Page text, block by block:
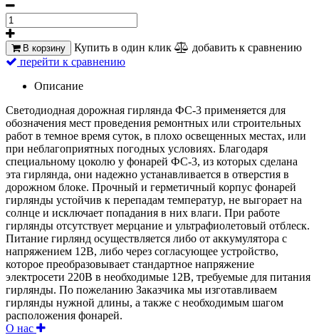
В корзину Купить в один клик
добавить к сравнению
перейти к сравнению
Описание
Светодиодная дорожная гирлянда ФС-3 применяется для
обозначения мест проведения ремонтных или строительных
работ в темное время суток, в плохо освещенных местах, или
при неблагоприятных погодных условиях. Благодаря
специальному цоколю у фонарей ФС-3, из которых сделана
эта гирлянда, они надежно устанавливается в отверстия в
дорожном блоке. Прочный и герметичный корпус фонарей
гирлянды устойчив к перепадам температур, не выгорает на
солнце и исключает попадания в них влаги. При работе
гирлянды отсутствует мерцание и ультрафиолетовый отблеск.
Питание гирлянд осуществляется либо от аккумулятора с
напряжением 12В, либо через согласующее устройство,
которое преобразовывает стандартное напряжение
электросети 220В в необходимые 12В, требуемые для питания
гирлянды. По пожеланию Заказчика мы изготавливаем
гирлянды нужной длины, а также с необходимым шагом
расположения фонарей.
О нас